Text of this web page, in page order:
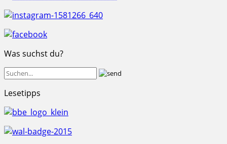
Was suchst du?
Lesetipps